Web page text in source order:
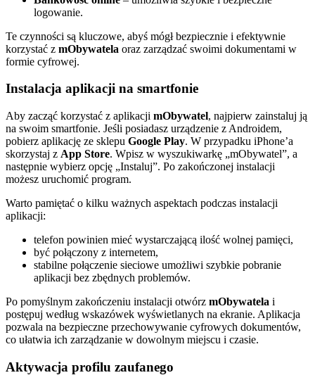
logowanie.
Te czynności są kluczowe, abyś mógł bezpiecznie i efektywnie
korzystać z mObywatela oraz zarządzać swoimi dokumentami w
formie cyfrowej.
Instalacja aplikacji na smartfonie
Aby zacząć korzystać z aplikacji mObywatel, najpierw zainstaluj ją
na swoim smartfonie. Jeśli posiadasz urządzenie z Androidem,
pobierz aplikację ze sklepu Google Play. W przypadku iPhone’a
skorzystaj z App Store. Wpisz w wyszukiwarkę „mObywatel”, a
następnie wybierz opcję „Instaluj”. Po zakończonej instalacji
możesz uruchomić program.
Warto pamiętać o kilku ważnych aspektach podczas instalacji
aplikacji:
telefon powinien mieć wystarczającą ilość wolnej pamięci,
być połączony z internetem,
stabilne połączenie sieciowe umożliwi szybkie pobranie
aplikacji bez zbędnych problemów.
Po pomyślnym zakończeniu instalacji otwórz mObywatela i
postępuj według wskazówek wyświetlanych na ekranie. Aplikacja
pozwala na bezpieczne przechowywanie cyfrowych dokumentów,
co ułatwia ich zarządzanie w dowolnym miejscu i czasie.
Aktywacja profilu zaufanego